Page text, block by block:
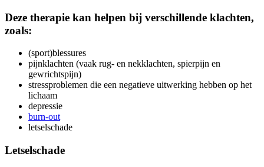
Deze therapie kan helpen bij verschillende klachten,
zoals:
(sport)blessures
pijnklachten (vaak rug- en nekklachten, spierpijn en
gewrichtspijn)
stressproblemen die een negatieve uitwerking hebben op het
lichaam
depressie
burn-out
letselschade
Letselschade